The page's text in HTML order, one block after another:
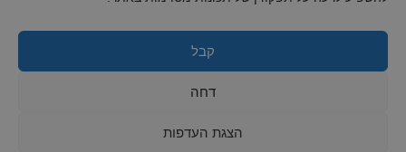
קבל
דחה
הצגת העדפות
מדיניות פרטיות
מדיניות קובצי Cookie